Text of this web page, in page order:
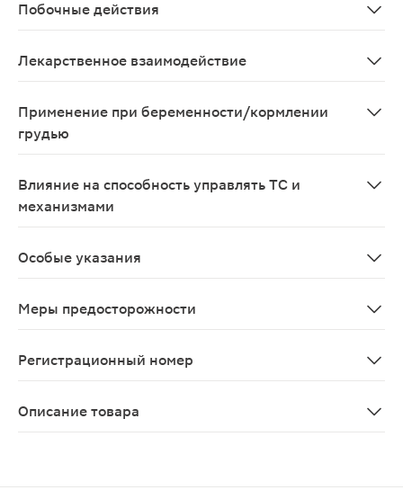
Побочные действия
Лекарственное взаимодействие
Применение при беременности/кормлении
грудью
Влияние на способность управлять ТС и
механизмами
Особые указания
Меры предосторожности
Регистрационный номер
Описание товара